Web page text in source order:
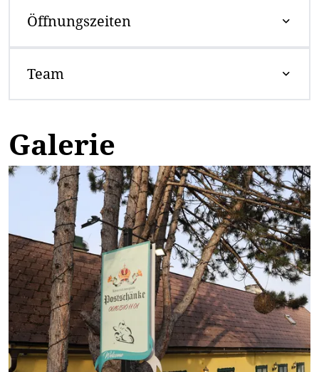
Öffnungszeiten
Team
Galerie